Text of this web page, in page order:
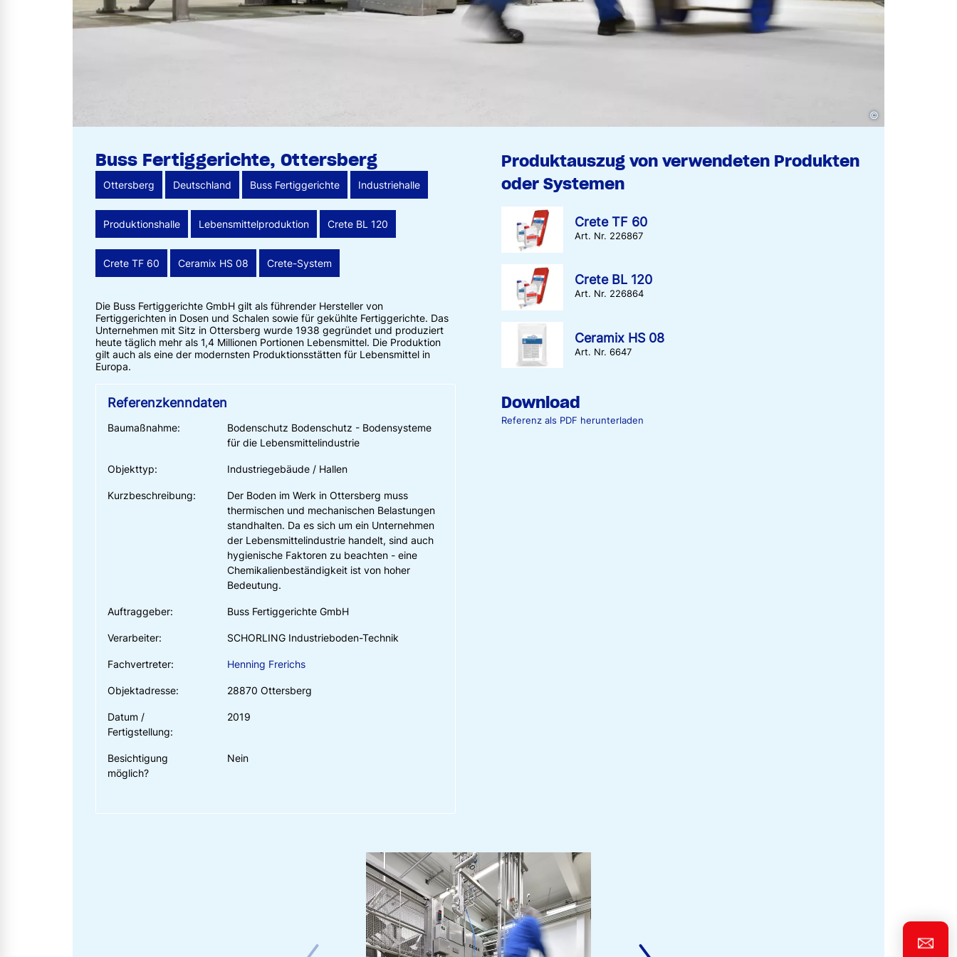
©
Buss Fertiggerichte, Ottersberg
Ottersberg Deutschland Buss Fertiggerichte Industriehalle
Produktionshalle Lebensmittelproduktion Crete BL 120
Crete TF 60 Ceramix HS 08 Crete-System
Die Buss Fertiggerichte GmbH gilt als führender Hersteller von
Fertiggerichten in Dosen und Schalen sowie für gekühlte Fertiggerichte. Das
Unternehmen mit Sitz in Ottersberg wurde 1938 gegründet und produziert
heute täglich mehr als 1,4 Millionen Portionen Lebensmittel. Die Produktion
gilt auch als eine der modernsten Produktionsstätten für Lebensmittel in
Europa.
Referenzkenndaten
Baumaßnahme:
Bodenschutz Bodenschutz - Bodensysteme
für die Lebensmittelindustrie
Objekttyp: Industriegebäude / Hallen
Kurzbeschreibung:
Der Boden im Werk in Ottersberg muss
thermischen und mechanischen Belastungen
standhalten. Da es sich um ein Unternehmen
der Lebensmittelindustrie handelt, sind auch
hygienische Faktoren zu beachten - eine
Chemikalienbeständigkeit ist von hoher
Bedeutung.
Auftraggeber: Buss Fertiggerichte GmbH
Verarbeiter: SCHORLING Industrieboden-Technik
Fachvertreter: Henning Frerichs
Objektadresse: 28870 Ottersberg
Datum /
Fertigstellung:
2019
Besichtigung
möglich?
Nein
Produktauszug von verwendeten Produkten
oder Systemen
Crete TF 60
Art. Nr. 226867
Crete BL 120
Art. Nr. 226864
Ceramix HS 08
Art. Nr. 6647
Download
Referenz als PDF herunterladen